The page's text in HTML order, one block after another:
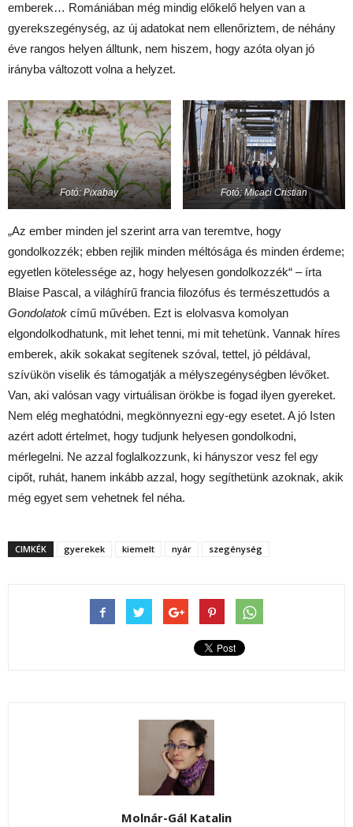
emberek… Romániában még mindig előkelő helyen van a
gyerekszegénység, az új adatokat nem ellenőriztem, de néhány
éve rangos helyen álltunk, nem hiszem, hogy azóta olyan jó
irányba változott volna a helyzet.
Fotó: Pixabay Fotó: Micaci Cristian
„Az ember minden jel szerint arra van teremtve, hogy
gondolkozzék; ebben rejlik minden méltósága és minden érdeme;
egyetlen kötelessége az, hogy helyesen gondolkozzék“ – írta
Blaise Pascal, a világhírű francia filozófus és természettudós a
Gondolatok című művében. Ezt is elolvasva komolyan
elgondolkodhatunk, mit lehet tenni, mi mit tehetünk. Vannak híres
emberek, akik sokakat segítenek szóval, tettel, jó példával,
szívükön viselik és támogatják a mélyszegénységben lévőket.
Van, aki valósan vagy virtuálisan örökbe is fogad ilyen gyereket.
Nem elég meghatódni, megkönnyezni egy-egy esetet. A jó Isten
azért adott értelmet, hogy tudjunk helyesen gondolkodni,
mérlegelni. Ne azzal foglalkozzunk, ki hányszor vesz fel egy
cipőt, ruhát, hanem inkább azzal, hogy segíthetünk azoknak, akik
még egyet sem vehetnek fel néha.
CIMKÉK gyerekek kiemelt nyár szegénység
Molnár-Gál Katalin